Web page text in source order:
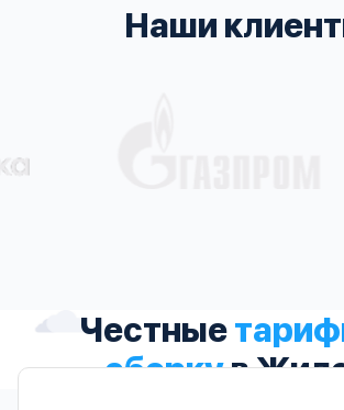
Наши
Честные
сборкув